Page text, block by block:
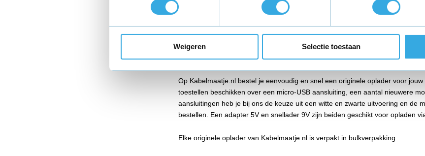
Weigeren Selectie toestaan
Vandaag voor 18:00 besteld,morgen in huis Gratis verzending
Galaxy Tab oplader van Kabelmaatje.nl
Op Kabelmaatje.nl bestel je eenvoudig en snel een originele oplader voor
toestellen beschikken over een micro-USB aansluiting, een aantal nieuwere
aansluitingen heb je bij ons de keuze uit een witte en zwarte uitvoering en de
bestellen. Een adapter 5V en snellader 9V zijn beiden geschikt voor opladen
Elke originele oplader van Kabelmaatje.nl is verpakt in bulkverpakking.